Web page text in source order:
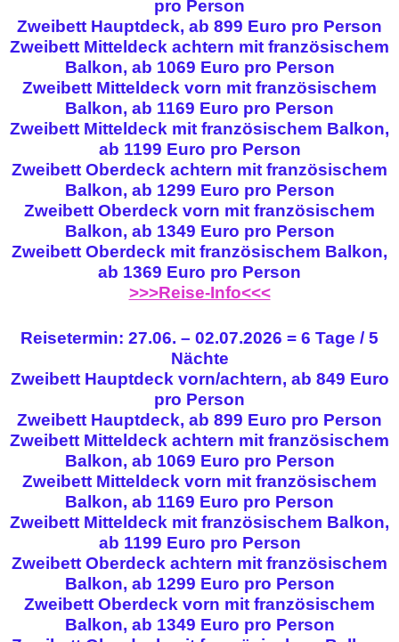
pro Person
Zweibett Hauptdeck, ab 899 Euro pro Person
Zweibett Mitteldeck achtern mit französischem
Balkon, ab 1069 Euro pro Person
Zweibett Mitteldeck vorn mit französischem
Balkon, ab 1169 Euro pro Person
Zweibett Mitteldeck mit französischem Balkon,
ab 1199 Euro pro Person
Zweibett Oberdeck achtern mit französischem
Balkon, ab 1299 Euro pro Person
Zweibett Oberdeck vorn mit französischem
Balkon, ab 1349 Euro pro Person
Zweibett Oberdeck mit französischem Balkon,
ab 1369 Euro pro Person
>>>Reise-Info<<<
Reisetermin: 27.06. – 02.07.2026 = 6 Tage / 5
Nächte
Zweibett Hauptdeck vorn/achtern, ab 849 Euro
pro Person
Zweibett Hauptdeck, ab 899 Euro pro Person
Zweibett Mitteldeck achtern mit französischem
Balkon, ab 1069 Euro pro Person
Zweibett Mitteldeck vorn mit französischem
Balkon, ab 1169 Euro pro Person
Zweibett Mitteldeck mit französischem Balkon,
ab 1199 Euro pro Person
Zweibett Oberdeck achtern mit französischem
Balkon, ab 1299 Euro pro Person
Zweibett Oberdeck vorn mit französischem
Balkon, ab 1349 Euro pro Person